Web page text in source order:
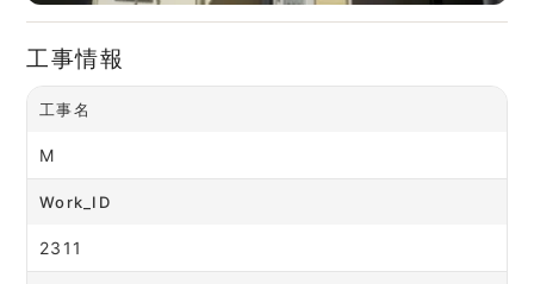
工事情報
工事名
M
Work_ID
2311